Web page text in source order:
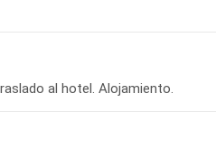
al hotel. Alojamiento.